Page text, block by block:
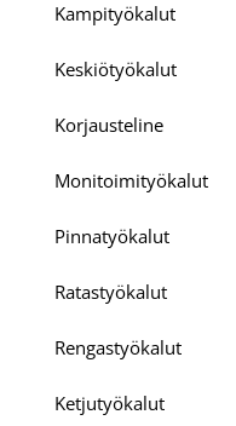
Kampityökalut
Keskiötyökalut
Korjausteline
Monitoimityökalut
Pinnatyökalut
Ratastyökalut
Rengastyökalut
Ketjutyökalut